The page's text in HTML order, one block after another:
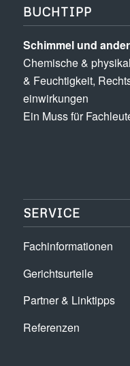
BUCHTIPP
Schimmel und
Chemische &
& Feuchtigkeit,
einwirkungen
Ein Muss für
SERVICE
Fachinformationen
Gerichtsurteile
Partner & Linktipps
Referenzen